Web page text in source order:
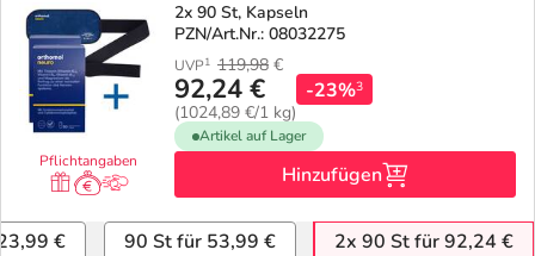
Pflichtangaben
2x 90 St, Kapseln
PZN/Art.Nr.: 08032275
UVP1 119,98 €
92,24 €
(1024,89 €/1 kg)
-23%3
Artikel auf Lager
Hinzufügen
€ 90 St für 53,99 € 2x 90 St für 92,24 €